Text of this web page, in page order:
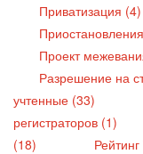
Приватизация (4)
Проект
Разрешение на
учтенные (33)
регистраторов (1)
(18)